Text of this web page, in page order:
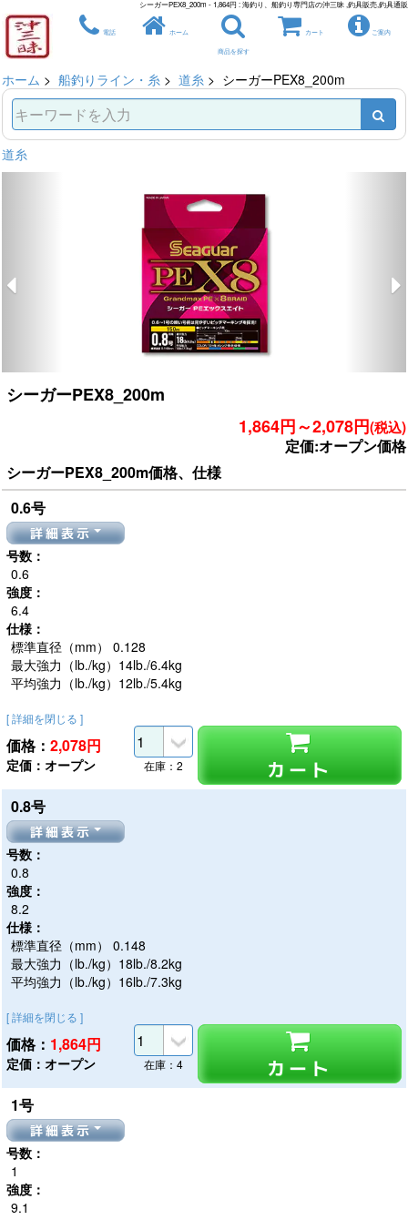
シーガーPEX8_200m - 1,864円 : 海釣り、船釣り専門店の沖三昧 ,釣具販売,釣具通販
電話 ホーム
商品を探す
カート ご案内
ホーム > 船釣りライン・糸 > 道糸 > シーガーPEX8_200m
道糸
シーガーPEX8_200m
1,864円～2,078円(税込)
定価:オープン価格
シーガーPEX8_200m価格、仕様
0.6号
詳細表示
号数：
0.6
強度：
6.4
仕様：
標準直径（mm） 0.128
最大強力（lb./kg）14lb./6.4kg
平均強力（lb./kg）12lb./5.4kg
[ 詳細を閉じる ]
価格： 2,078円
定価：オープン カート
在庫：2
0.8号
詳細表示
号数：
0.8
強度：
8.2
仕様：
標準直径（mm） 0.148
最大強力（lb./kg）18lb./8.2kg
平均強力（lb./kg）16lb./7.3kg
[ 詳細を閉じる ]
価格： 1,864円
定価：オープン カート
在庫：4
1号
詳細表示
号数：
1
強度：
9.1